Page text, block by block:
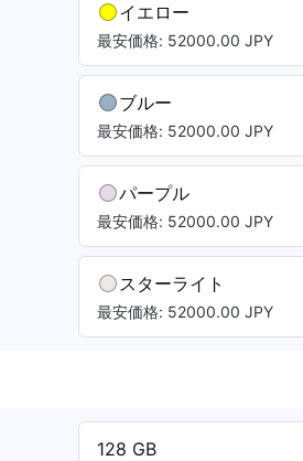
イエロー
最安価格: 52000.00 JPY
ブルー
最安価格: 52000.00 JPY
パープル
最安価格: 52000.00 JPY
スターライト
最安価格: 52000.00 JPY
128 GB